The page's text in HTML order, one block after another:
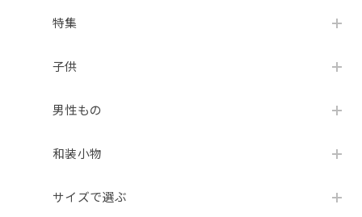
特集
子供
男性もの
和装小物
サイズで選ぶ